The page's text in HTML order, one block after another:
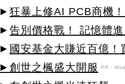
► 狂暴上修AI PCB商機
► 告別價格戰！ 記憶體
► 國安基金大賺近百億
►創世之楓盛大開服
PR・